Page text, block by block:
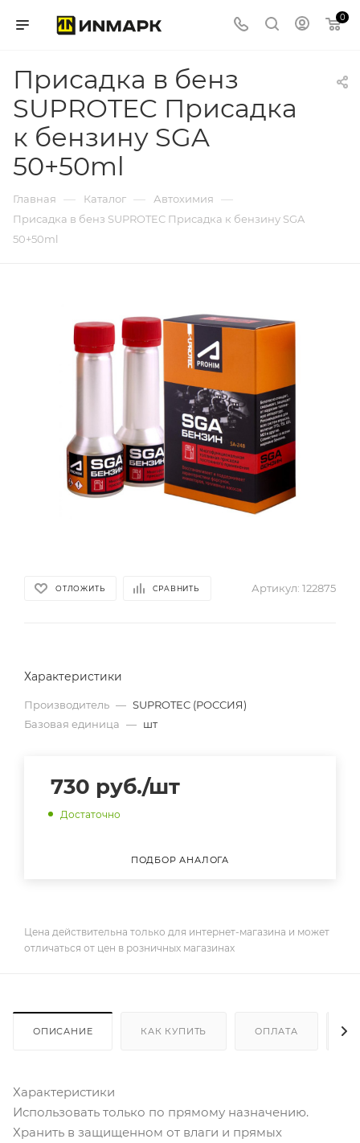
0
Присадка в бенз
SUPROTEC Присадка
к бензину SGA
50+50ml
Главная — Каталог — Автохимия —
Присадка в бенз SUPROTEC Присадка к бензину SGA
50+50ml
ОТЛОЖИТЬ СРАВНИТЬ Артикул: 122875
Характеристики
Производитель — SUPROTEC (РОССИЯ)
Базовая единица — шт
730 руб./шт
Достаточно
ПОДБОР АНАЛОГА
Цена действительна только для интернет-магазина и может
отличаться от цен в розничных магазинах
ОПИСАНИЕ КАК КУПИТЬ ОПЛАТА
Характеристики
Использовать только по прямому назначению.
Хранить в защищенном от влаги и прямых